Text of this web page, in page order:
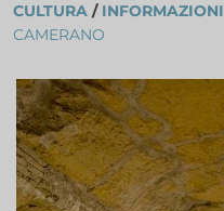
CULTURA / INFORMAZIONI
CAMERANO